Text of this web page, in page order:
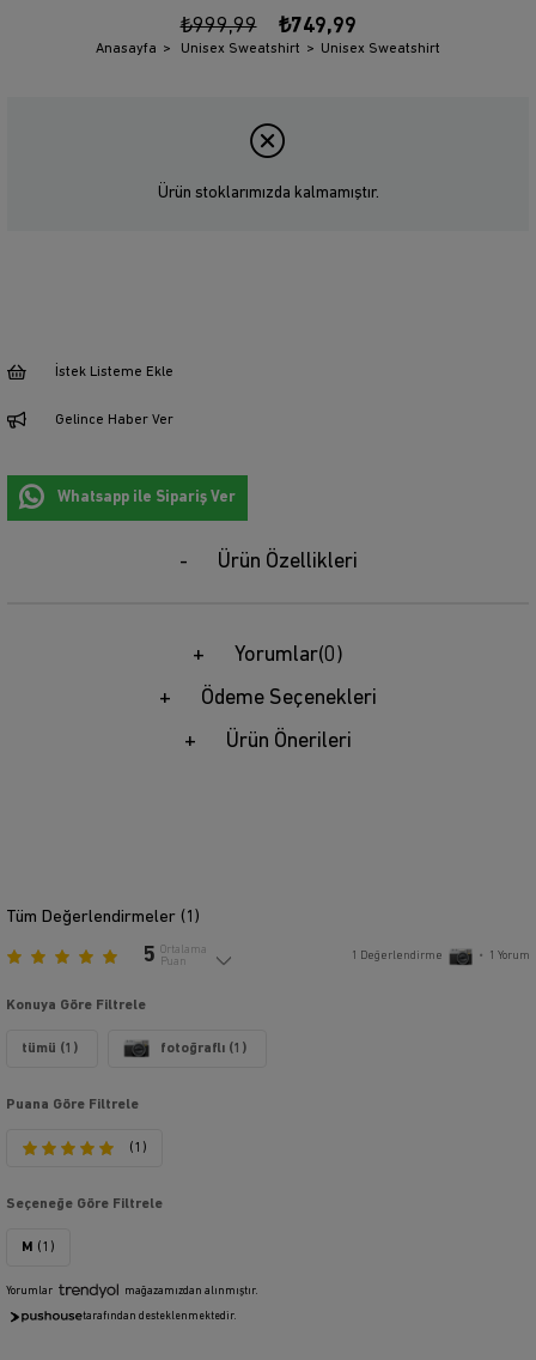
₺999,99 ₺749,99
Anasayfa Unisex Sweatshirt Unisex Sweatshirt
Ürün stoklarımızda kalmamıştır.
İstek Listeme Ekle
Gelince Haber Ver
Whatsapp ile Sipariş Ver
Ürün Özellikleri
Yorumlar(0)
Ödeme Seçenekleri
Ürün Önerileri
Tüm Değerlendirmeler ( 1 )
5 Ortalama
Puan
1 Değerlendirme • 1 Yorum
Konuya Göre Filtrele
tümü (1) fotoğraflı (1)
Puana Göre Filtrele
(1)
Seçeneğe Göre Filtrele
M (1)
Yorumlar mağazamızdan alınmıştır.
tarafından desteklenmektedir.